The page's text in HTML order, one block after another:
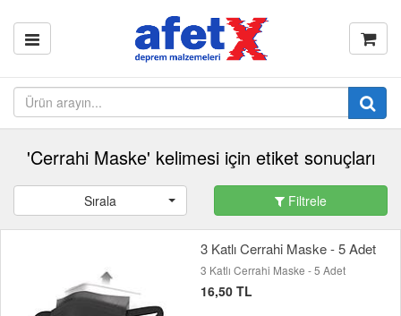
'Cerrahi Maske' kelimesi için etiket sonuçları
Sırala Filtrele
3 Katlı Cerrahi Maske - 5 Adet
3 Katlı Cerrahi Maske - 5 Adet
16,50 TL